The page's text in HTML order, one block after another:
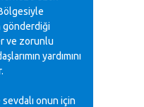
gönderdiği
ve zorunlu
yardımını
onun için